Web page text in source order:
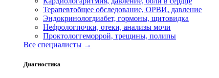
Терапевтобщее обследование, ОРВИ, давление
Эндокринологдиабет, гормоны, щитовидка
Нефрологпочки, отеки, анализы мочи
Проктологгеморрой, трещины, полипы
Все специалисты →
Диагностика